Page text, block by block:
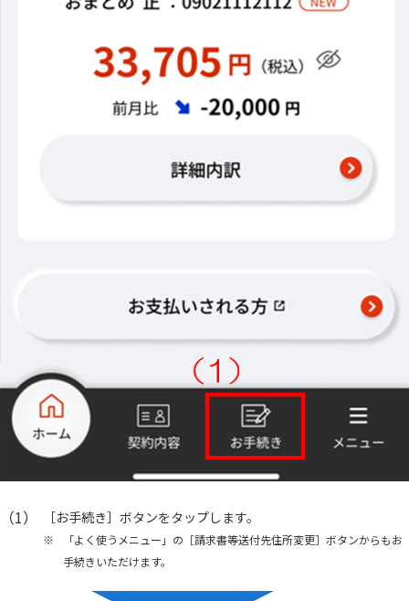
（1） ［お手続き］ボタンをタップします。
※
「よく使うメニュー」の［請求書等送付先住所変更］ボタンからもお
手続きいただけます。